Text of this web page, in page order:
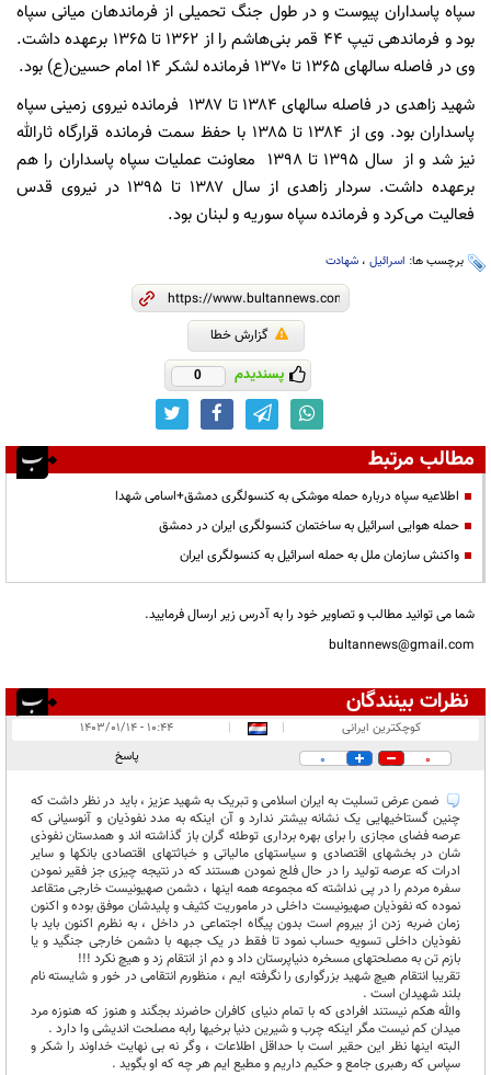
سپاه پاسداران پیوست و در طول جنگ تحمیلی از فرماندهان میانی سپاه
بود و فرماندهی تیپ ۴۴ قمر بنی‌هاشم را از ۱۳۶۲ تا ۱۳۶۵ برعهده داشت.
وی در فاصله سالهای ۱۳۶۵ تا ۱۳۷۰ فرمانده لشکر ۱۴ امام حسین(ع) بود.
شهید زاهدی در فاصله سالهای ۱۳۸۴ تا ۱۳۸۷ فرمانده نیروی زمینی سپاه
پاسداران بود. وی از ۱۳۸۴ تا ۱۳۸۵ با حفظ سمت فرمانده قرارگاه ثارالله
نیز شد و از سال ۱۳۹۵ تا ۱۳۹۸ معاونت عملیات سپاه پاسداران را هم
برعهده داشت. سردار زاهدی از سال ۱۳۸۷ تا ۱۳۹۵ در نیروی قدس
فعالیت می‌کرد و فرمانده سپاه سوریه و لبنان بود.
برچسب ها: اسرائیل ، شهادت
گزارش خطا
پسندیدم 0
مطالب مرتبط
اطلاعیه سپاه درباره حمله موشکی به کنسولگری دمشق+اسامی شهدا
حمله هوایی اسرائیل به ساختمان کنسولگری ایران در دمشق
واکنش سازمان ملل به حمله اسرائیل به کنسولگری ایران
شما می توانید مطالب و تصاویر خود را به آدرس زیر ارسال فرمایید.
bultannews@gmail.com
نظرات بینندگان
انتشار یافته:۳
در انتظار بررسی:
کوچکترین ایرانی |
|
۱۰:۴۴ - ۱۴۰۳/۰۱/۱۴
0
0 پاسخ
ضمن عرض تسلیت به ایران اسلامی و تبریک به شهید عزیز ، باید در نظر داشت که
چنین گستاخیهایی یک نشانه بیشتر ندارد و آن اینکه به مدد نفوذیان و آنوسیانی که
عرصه فضای مجازی را برای بهره برداری توطئه گران باز گذاشته اند و همدستان نفوذی
شان در بخشهای اقتصادی و سیاستهای مالیاتی و خباثتهای اقتصادی بانکها و سایر
ادرات که عرصه تولید را در حال فلج نمودن هستند که در نتیجه چیزی جز فقیر نمودن
سفره مردم را در پی نداشته که مجموعه همه اینها ، دشمن صهیونیست خارجی متقاعد
نموده که نفوذیان صهیونیست داخلی در ماموریت کثیف و پلیدشان موفق بوده و اکنون
زمان ضربه زدن از بیروم است بدون پیگاه اجتماعی در داخل ، به نظرم اکنون باید با
نفوذیان داخلی تسویه حساب نمود تا فقط در یک جبهه با دشمن خارجی جنگید و یا
بازم تن به مصلحتهای مسخره دنیاپرستان داد و دم از انتقام زد و هیچ نکرد !!!
تقریبا انتقام هیچ شهید بزرگواری را نگرفته ایم ، منظورم انتقامی در خور و شایسته نام
بلند شهیدان است .
والله هکم نیستند افرادی که با تمام دنیای کافران حاضرند بجگند و هنوز که هنوزه مرد
میدان کم نیست مگر اینکه چرب و شیرین دنیا برخیها رابه مصلحت اندیشی وا دارد .
البته اینها نظر این حقیر است با حداقل اطلاعات ، وگر نه بی نهایت خداوند را شکر و
سپاس که رهبری جامع و حکیم داریم و مطیع ایم هر چه که او بگوید .